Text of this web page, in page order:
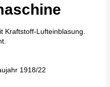
Kraftstoff-Lufteinblasung.
1918/22